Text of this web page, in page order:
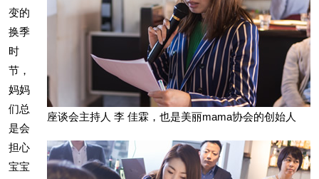
座谈会主持人 李 佳霖，也是美丽mama协会的创始人
变的
换季
时
节，
妈妈
们总
是会
担心
宝宝